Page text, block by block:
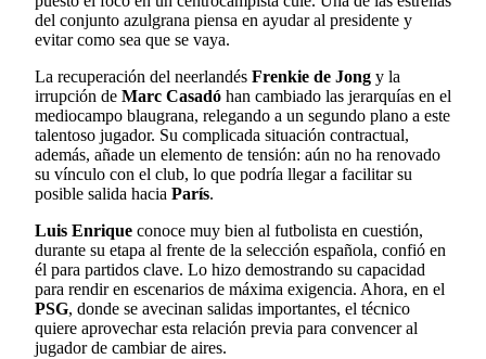
del conjunto azulgrana piensa en ayudar al presidente y
evitar como sea que se vaya.
La recuperación del neerlandés Frenkie de Jong y la
irrupción de Marc Casadó han cambiado las jerarquías en el
mediocampo blaugrana, relegando a un segundo plano a este
talentoso jugador. Su complicada situación contractual,
además, añade un elemento de tensión: aún no ha renovado
su vínculo con el club, lo que podría llegar a facilitar su
posible salida hacia París.
Luis Enrique conoce muy bien al futbolista en cuestión,
durante su etapa al frente de la selección española, confió en
él para partidos clave. Lo hizo demostrando su capacidad
para rendir en escenarios de máxima exigencia. Ahora, en el
PSG, donde se avecinan salidas importantes, el técnico
quiere aprovechar esta relación previa para convencer al
jugador de cambiar de aires.